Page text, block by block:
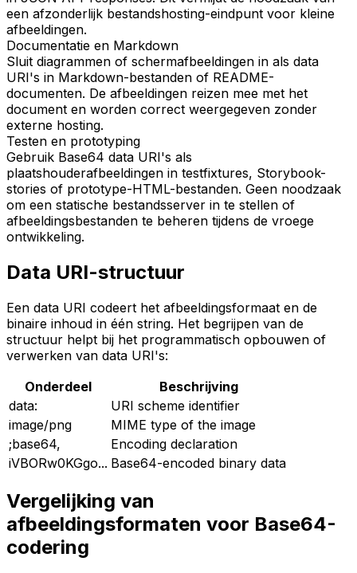
een afzonderlijk bestandshosting-eindpunt voor kleine
afbeeldingen.
Documentatie en Markdown
Sluit diagrammen of schermafbeeldingen in als data
URI's in Markdown-bestanden of README-
documenten. De afbeeldingen reizen mee met het
document en worden correct weergegeven zonder
externe hosting.
Testen en prototyping
Gebruik Base64 data URI's als
plaatshouderafbeeldingen in testfixtures, Storybook-
stories of prototype-HTML-bestanden. Geen noodzaak
om een statische bestandsserver in te stellen of
afbeeldingsbestanden te beheren tijdens de vroege
ontwikkeling.
Data URI-structuur
Een data URI codeert het afbeeldingsformaat en de
binaire inhoud in één string. Het begrijpen van de
structuur helpt bij het programmatisch opbouwen of
verwerken van data URI's:
Onderdeel
Beschrijving
data:
URI scheme identifier
image/png
MIME type of the image
;base64,
Encoding declaration
iVBORw0KGgo... Base64-encoded binary data
Vergelijking van
afbeeldingsformaten voor Base64-
codering